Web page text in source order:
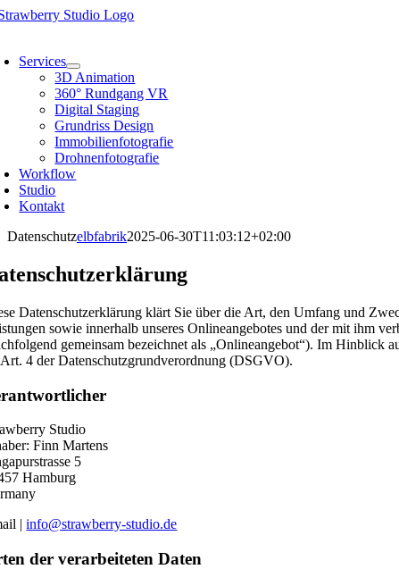
Skip
Services
3D Animation
360° Rundgang VR
Digital Staging
Grundriss Design
Immobilienfotografie
Drohnenfotografie
Workflow
Studio
Kontakt
Datenschutzelbfabrik2025-06-30T11:03:12+02:00
Datenschutzerklärung klärt Sie über die Art, den Umfang und
sowie innerhalb unseres Onlineangebotes und der mit ihm
gemeinsam bezeichnet als „Onlineangebot“). Im
4 der Datenschutzgrundverordnung (DSGVO).
Studio
Finn Martens
5
Hamburg
|info@strawberry-studio.de
der verarbeiteten Daten